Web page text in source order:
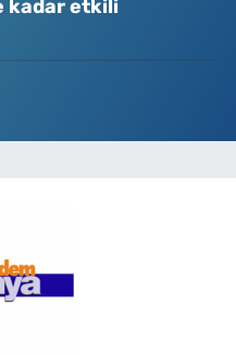
kadar etkili